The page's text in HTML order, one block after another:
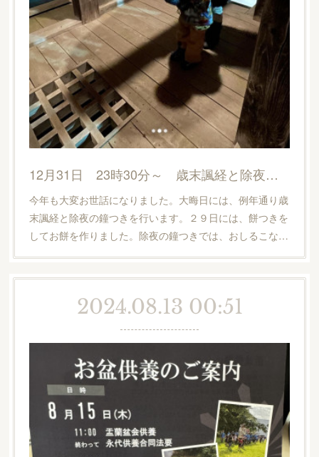
12月31日 23時30分～ 歳末諷経と除夜の鐘つき
今年も大変お世話になりました。大晦日には、例年通り歳
末諷経と除夜の鐘つきを行います。２９日には、餅つきを
してお餅を作りました。除夜の鐘つきでは、おしるこな…
2024.08.13 00:51